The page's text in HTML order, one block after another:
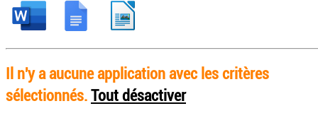
Il n'y a aucune application avec les critères
sélectionnés.Tout désactiver